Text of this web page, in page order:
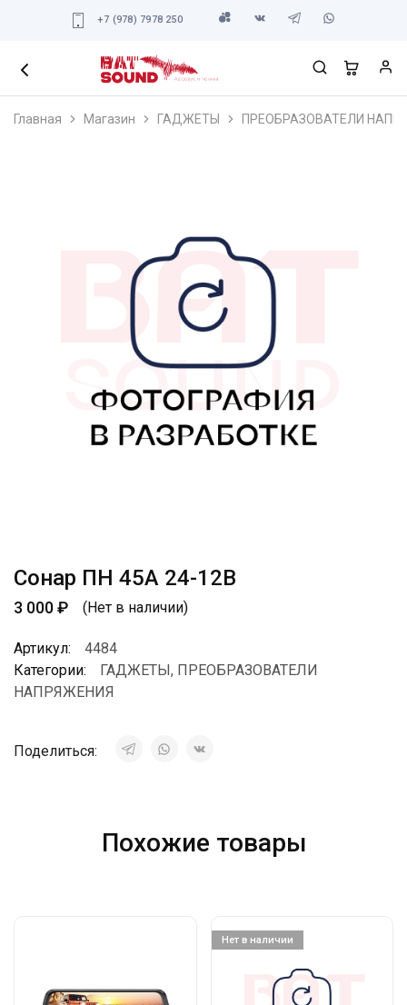
+7 (978) 7978 250
Главная Магазин ГАДЖЕТЫ ПРЕОБРАЗОВАТЕЛИ
Сонар ПН 45А 24-12В
3 000₽ (Нет в наличии)
Артикул:
4484
Категории:
ГАДЖЕТЫ, ПРЕОБРАЗОВАТЕЛИ
НАПРЯЖЕНИЯ
Поделиться:
Похожие товары
Нет в наличии